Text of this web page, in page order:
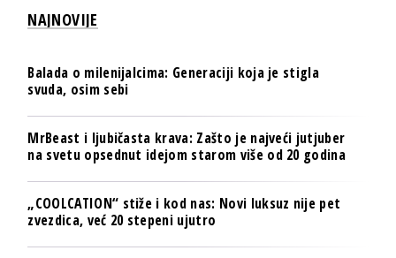
NAJNOVIJE
Balada o milenijalcima: Generaciji koja je stigla
svuda, osim sebi
MrBeast i ljubičasta krava: Zašto je najveći jutjuber
na svetu opsednut idejom starom više od 20 godina
„COOLCATION“ stiže i kod nas: Novi luksuz nije pet
zvezdica, već 20 stepeni ujutro